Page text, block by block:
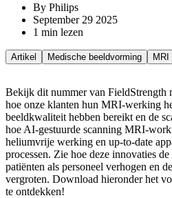
By Philips
September 29 2025
1 min lezen
Artikel Medische beeldvorming MRI
Bekijk dit nummer van FieldStrength
hoe onze klanten hun MRI-werking
beeldkwaliteit hebben bereikt en de
hoe AI-gestuurde scanning MRI-
heliumvrije werking en up-to-date
processen. Zie hoe deze innovaties
patiënten als personeel verhogen en
vergroten. Download hieronder het
te ontdekken!